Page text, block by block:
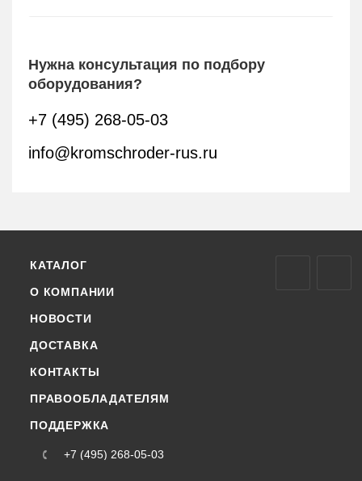
Нужна консультация по подбору
оборудования?
+7 (495) 268-05-03
info@kromschroder-rus.ru
КАТАЛОГ
О КОМПАНИИ
НОВОСТИ
ДОСТАВКА
КОНТАКТЫ
ПРАВООБЛАДАТЕЛЯМ
ПОДДЕРЖКА
+7 (495) 268-05-03